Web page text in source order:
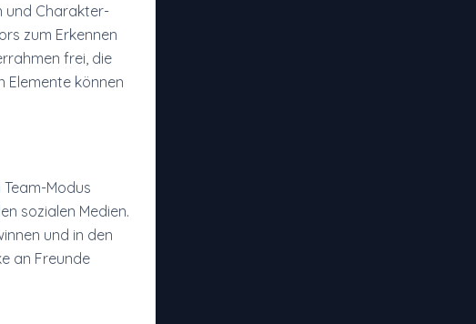
und Charakter-
zum Erkennen
frei, die
Elemente können
Modus
sozialen Medien.
und in den
an Freunde